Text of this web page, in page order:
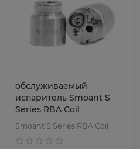
обслуживаемый
испаритель Smoant S
Series RBA Coil
Smoant S Series RBA Coil